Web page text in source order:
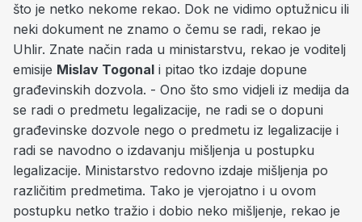
što je netko nekome rekao. Dok ne vidimo optužnicu ili
neki dokument ne znamo o čemu se radi, rekao je
Uhlir. Znate način rada u ministarstvu, rekao je voditelj
emisije Mislav Togonal i pitao tko izdaje dopune
građevinskih dozvola. - Ono što smo vidjeli iz medija da
se radi o predmetu legalizacije, ne radi se o dopuni
građevinske dozvole nego o predmetu iz legalizacije i
radi se navodno o izdavanju mišljenja u postupku
legalizacije. Ministarstvo redovno izdaje mišljenja po
različitim predmetima. Tako je vjerojatno i u ovom
postupku netko tražio i dobio neko mišljenje, rekao je